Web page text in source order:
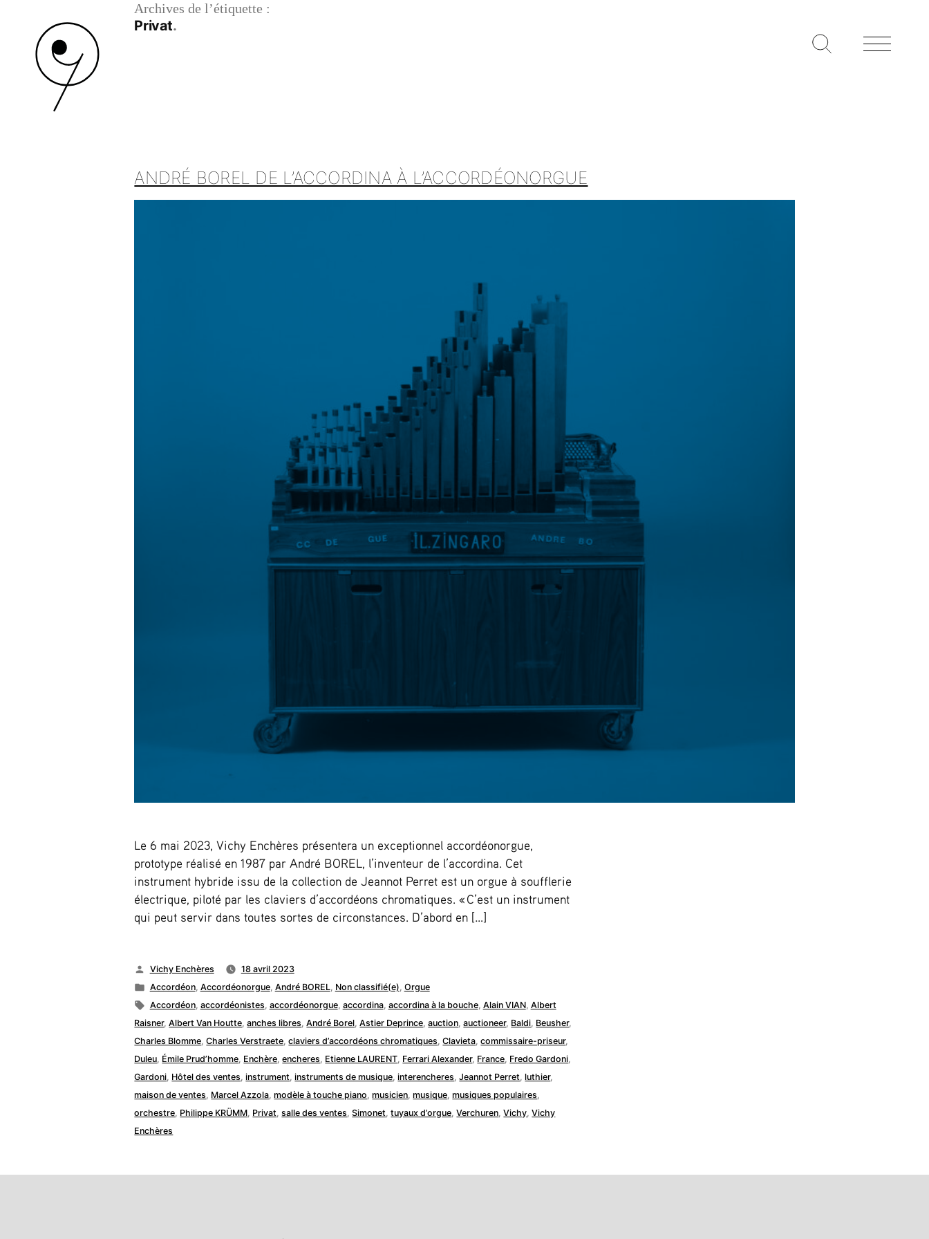
Archives de l’étiquette :
Privat
ANDRÉ BOREL DE L’ACCORDINA À L’ACCORDÉONORGUE
Le 6 mai 2023, Vichy Enchères présentera un exceptionnel accordéonorgue,
prototype réalisé en 1987 par André BOREL, l’inventeur de l’accordina. Cet
instrument hybride issu de la collection de Jeannot Perret est un orgue à soufflerie
électrique, piloté par les claviers d’accordéons chromatiques. « C’est un instrument
qui peut servir dans toutes sortes de circonstances. D’abord en […]
Publié
par
Vichy Enchères
18 avril 2023
Publié
dans
Accordéon, Accordéonorgue, André BOREL Non classifié(e) Orgue
Étiquettes :
Accordéon, accordéonistes accordéonorgue, accordina, accordina à la bouche, Alain VIAN, Albert
Raisner,Albert Van Houtte ,anches libres ,André Borel ,Astier Deprince ,auction ,auctioneer, Baldi Beusher,
Charles Blomme ,Charles Verstraete ,claviers d’accordéons chromatiques ,Clavieta ,commissaire-priseur,
Duleu Émile Prud’homme Enchère ,encheres Etienne LAURENT Ferrari Alexander, France Fredo Gardoni
Gardoni Hôtel des ventes ,instrument ,instruments de musique ,interencheres ,Jeannot Perret ,luthier,
maison de ventes Marcel Azzola ,modèle à touche piano ,musicien ,musique ,musiques populaires
orchestre Philippe KRÜMM Privat ,salle des ventes ,Simonet ,tuyaux d’orgue ,Verchuren ,Vichy ,Vichy
Enchères